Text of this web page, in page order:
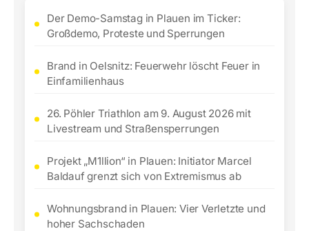
Der Demo-Samstag in Plauen im Ticker:
Großdemo, Proteste und Sperrungen
Brand in Oelsnitz: Feuerwehr löscht Feuer in
Einfamilienhaus
26. Pöhler Triathlon am 9. August 2026 mit
Livestream und Straßensperrungen
Projekt „M1llion“ in Plauen: Initiator Marcel
Baldauf grenzt sich von Extremismus ab
Wohnungsbrand in Plauen: Vier Verletzte und
hoher Sachschaden